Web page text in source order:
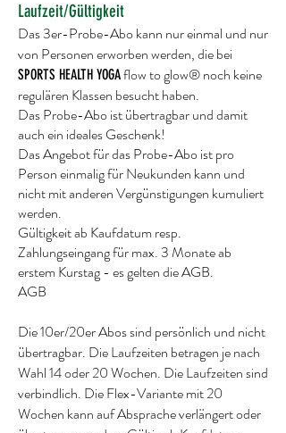
Laufzeit/Gültigkeit
Das 3er-Probe-Abo kann nur einmal und nur
von Personen erworben werden, die bei
SPORTS HEALTH YOGAflow to glow® noch keine
regulären Klassen besucht haben.
Das Probe-Abo ist übertragbar und damit
auch ein ideales Geschenk!
Das Angebot für das Probe-Abo ist pro
Person einmalig für Neukunden kann und
nicht mit anderen Vergünstigungen kumuliert
werden.
Gültigkeit ab Kaufdatum resp.
Zahlungseingang für max. 3 Monate ab
erstem Kurstag - es gelten die AGB.
AGB
Die 10er/20er Abos sind persönlich und nicht
übertragbar. Die Laufzeiten betragen je nach
Wahl 14 oder 20 Wochen. Die Laufzeiten sind
verbindlich. Die Flex-Variante mit 20
Wochen kann auf Absprache verlängert oder